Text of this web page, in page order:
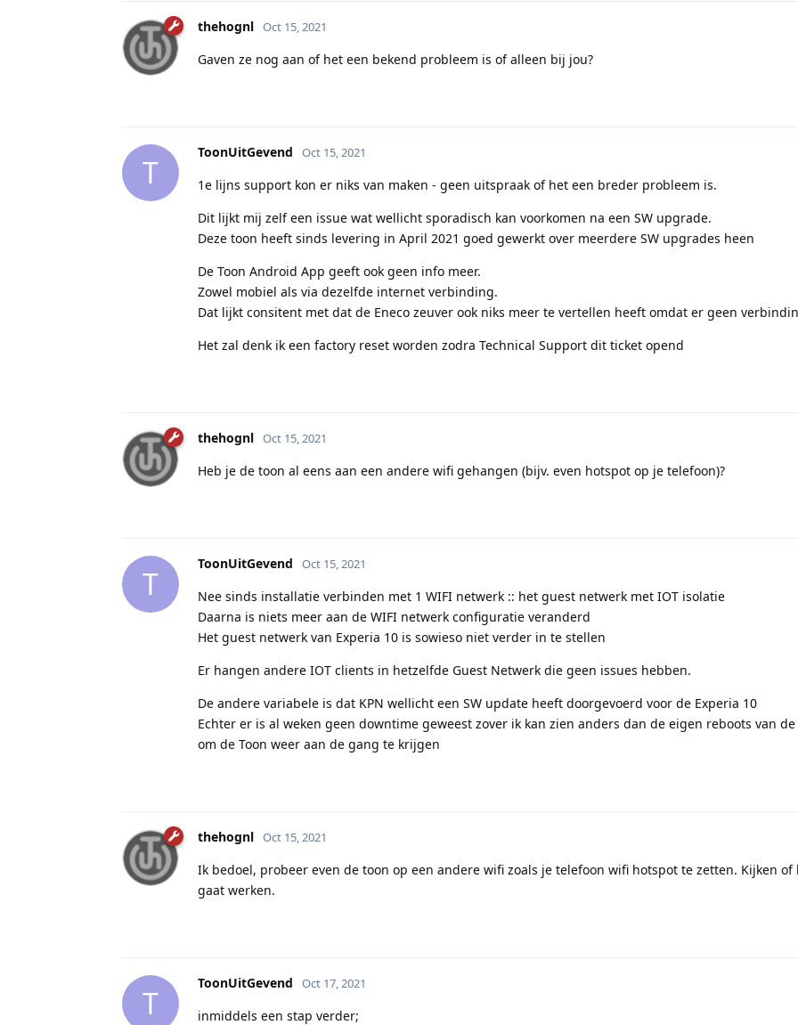
thehognl Oct 15, 2021
Gaven ze nog aan of het een bekend probleem is of alleen bij jou?
T
ToonUitGevend Oct 15, 2021
1e lijns support kon er niks van maken - geen uitspraak of het een breder probleem is.
Dit lijkt mij zelf een issue wat wellicht sporadisch kan voorkomen na een SW upgrade.
Deze toon heeft sinds levering in April 2021 goed gewerkt over meerdere SW upgrades heen
De Toon Android App geeft ook geen info meer.
Zowel mobiel als via dezelfde internet verbinding.
Dat lijkt consitent met dat de Eneco zeuver ook niks meer te vertellen heeft omdat er geen
Het zal denk ik een factory reset worden zodra Technical Support dit ticket opend
thehognl Oct 15, 2021
Heb je de toon al eens aan een andere wifi gehangen (bijv. even hotspot op je telefoon)?
T
ToonUitGevend Oct 15, 2021
Nee sinds installatie verbinden met 1 WIFI netwerk :: het guest netwerk met IOT isolatie
Daarna is niets meer aan de WIFI netwerk configuratie veranderd
Het guest netwerk van Experia 10 is sowieso niet verder in te stellen
Er hangen andere IOT clients in hetzelfde Guest Netwerk die geen issues hebben.
De andere variabele is dat KPN wellicht een SW update heeft doorgevoerd voor de Experia 10
Echter er is al weken geen downtime geweest zover ik kan zien anders dan de eigen reboots van de
om de Toon weer aan de gang te krijgen
thehognl Oct 15, 2021
Ik bedoel, probeer even de toon op een andere wifi zoals je telefoon wifi hotspot te zetten. Kijken of
gaat werken.
T
ToonUitGevend Oct 17, 2021
inmiddels een stap verder;